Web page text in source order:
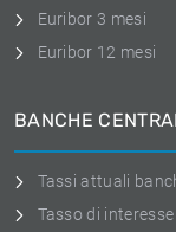
Euribor 3 mesi
Euribor 12 mesi
BANCHE
Tassi attuali
Tasso di